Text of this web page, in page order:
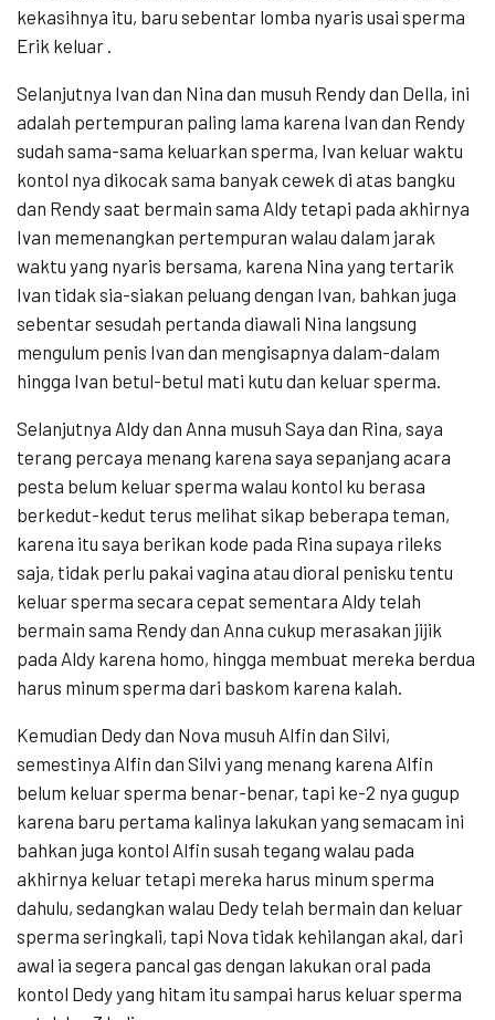
kekasihnya itu, baru sebentar lomba nyaris usai sperma
Erik keluar .
Selanjutnya Ivan dan Nina dan musuh Rendy dan Della, ini
adalah pertempuran paling lama karena Ivan dan Rendy
sudah sama-sama keluarkan sperma, Ivan keluar waktu
kontol nya dikocak sama banyak cewek di atas bangku
dan Rendy saat bermain sama Aldy tetapi pada akhirnya
Ivan memenangkan pertempuran walau dalam jarak
waktu yang nyaris bersama, karena Nina yang tertarik
Ivan tidak sia-siakan peluang dengan Ivan, bahkan juga
sebentar sesudah pertanda diawali Nina langsung
mengulum penis Ivan dan mengisapnya dalam-dalam
hingga Ivan betul-betul mati kutu dan keluar sperma.
Selanjutnya Aldy dan Anna musuh Saya dan Rina, saya
terang percaya menang karena saya sepanjang acara
pesta belum keluar sperma walau kontol ku berasa
berkedut-kedut terus melihat sikap beberapa teman,
karena itu saya berikan kode pada Rina supaya rileks
saja, tidak perlu pakai vagina atau dioral penisku tentu
keluar sperma secara cepat sementara Aldy telah
bermain sama Rendy dan Anna cukup merasakan jijik
pada Aldy karena homo, hingga membuat mereka berdua
harus minum sperma dari baskom karena kalah.
Kemudian Dedy dan Nova musuh Alfin dan Silvi,
semestinya Alfin dan Silvi yang menang karena Alfin
belum keluar sperma benar-benar, tapi ke-2 nya gugup
karena baru pertama kalinya lakukan yang semacam ini
bahkan juga kontol Alfin susah tegang walau pada
akhirnya keluar tetapi mereka harus minum sperma
dahulu, sedangkan walau Dedy telah bermain dan keluar
sperma seringkali, tapi Nova tidak kehilangan akal, dari
awal ia segera pancal gas dengan lakukan oral pada
kontol Dedy yang hitam itu sampai harus keluar sperma